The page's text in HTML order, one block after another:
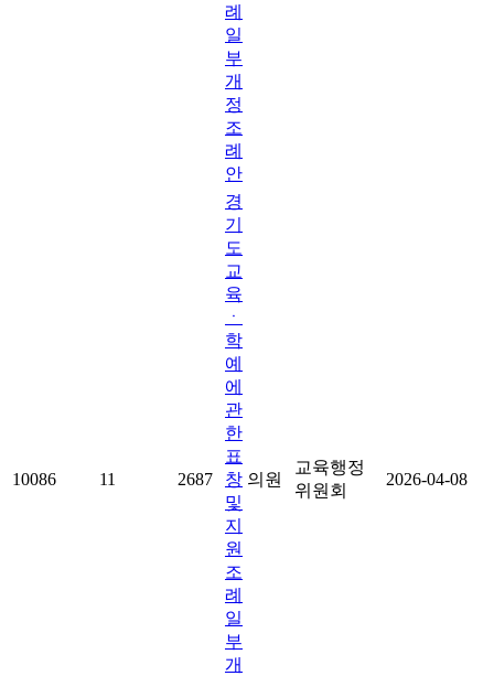
례
일
부
개
정
조
례
안
10086 11 2687
경
기
도
교
육
ㆍ
학
예
에
관
한
표
창
및
지
원
조
례
일
부
개
의원
교육행정
위원회
2026-04-08